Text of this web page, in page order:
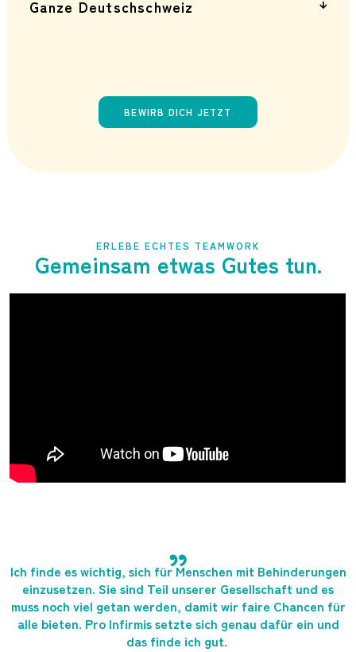
(100 %) ist alles möglich.
Ganze Deutschschweiz
BEWIRB DICH JETZT
ERLEBE ECHTES TEAMWORK
Gemeinsam etwas Gutes tun.
„
Ich finde es wichtig, sich für Menschen mit Behinderungen
einzusetzen. Sie sind Teil unserer Gesellschaft und es
muss noch viel getan werden, damit wir faire Chancen für
alle bieten. Pro Infirmis setzte sich genau dafür ein und
das finde ich gut.